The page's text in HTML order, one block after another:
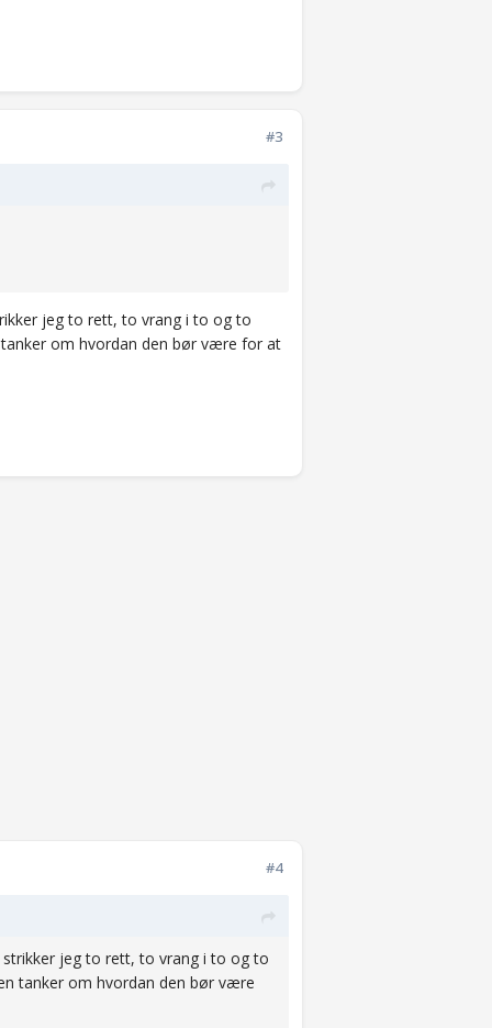
#3
jeg to rett, to vrang i to og to
om hvordan den bør være for at
#4
jeg to rett, to vrang i to og to
tanker om hvordan den bør være